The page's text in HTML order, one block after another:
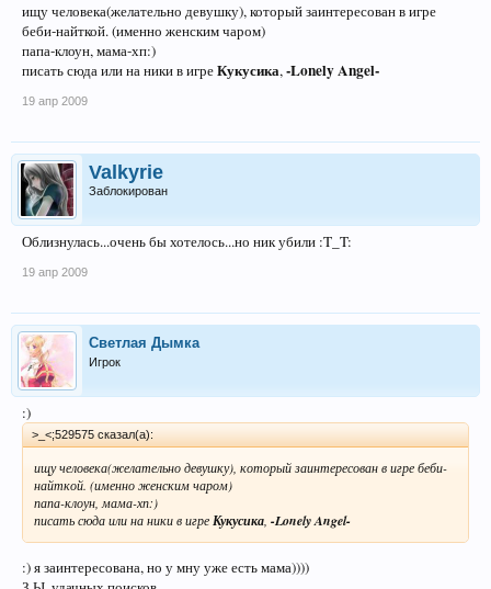
ищу человека(желательно девушку), который заинтересован в игре
беби-найткой. (именно женским чаром)
папа-клоун, мама-хп:)
писать сюда или на ники в игреКукусика,-Lonely Angel-
19 апр 2009
Valkyrie
Заблокирован
Облизнулась...очень бы хотелось...но ник убили :T_T:
19 апр 2009
Светлая Дымка
Игрок
:)
>_<;529575 сказал(а):
ищу человека(желательно девушку), который заинтересован в игре беби-
найткой. (именно женским чаром)
папа-клоун, мама-хп:)
писать сюда или на ники в игреКукусика -Lonely Angel-
:) я заинтересована, но у мну уже есть мама))))